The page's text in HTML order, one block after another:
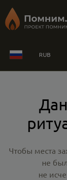
RUB
Чтобы места
не
не